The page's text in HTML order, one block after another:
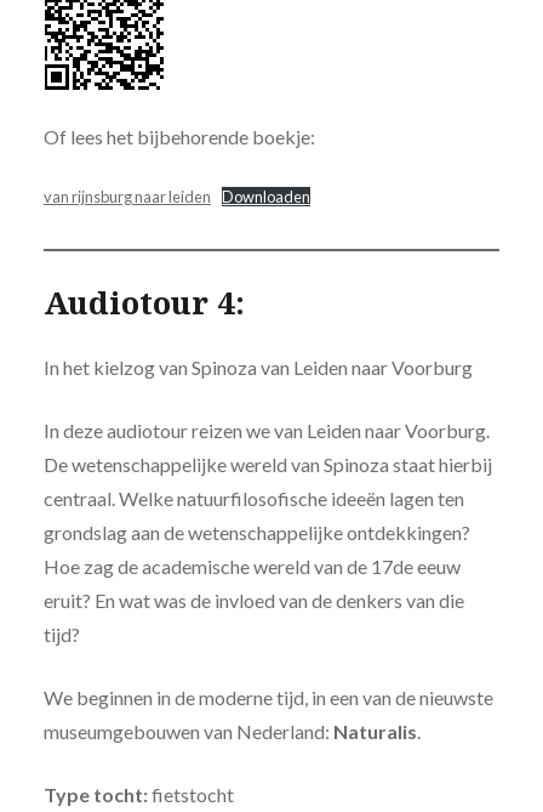
Of lees het bijbehorende boekje:
van rijnsburg naar leiden Downloaden
Audiotour 4:
In het kielzog van Spinoza van Leiden naar Voorburg
In deze audiotour reizen we van Leiden naar Voorburg.
De wetenschappelijke wereld van Spinoza staat hierbij
centraal. Welke natuurfilosofische ideeën lagen ten
grondslag aan de wetenschappelijke ontdekkingen?
Hoe zag de academische wereld van de 17de eeuw
eruit? En wat was de invloed van de denkers van die
tijd?
We beginnen in de moderne tijd, in een van de nieuwste
museumgebouwen van Nederland: Naturalis
Type tocht:fietstocht